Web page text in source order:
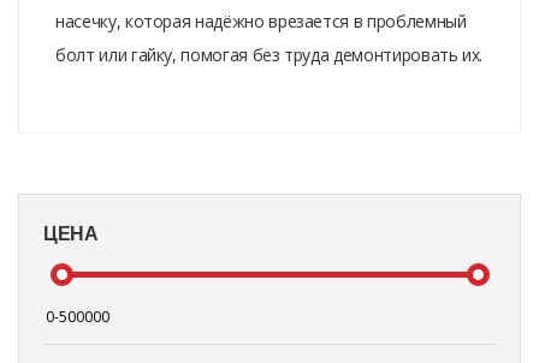
ЦЕНА
насечку, которая надёжно врезается в проблемный
болт или гайку, помогая без труда демонтировать их.